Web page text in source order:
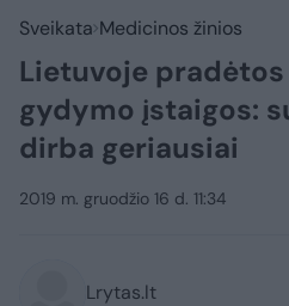
Sveikata Medicinos žinios
Lietuvoje
gydymo įstaigos:
dirba geriausiai
2019 m. gruodžio 16 d. 11:34
Lrytas.lt